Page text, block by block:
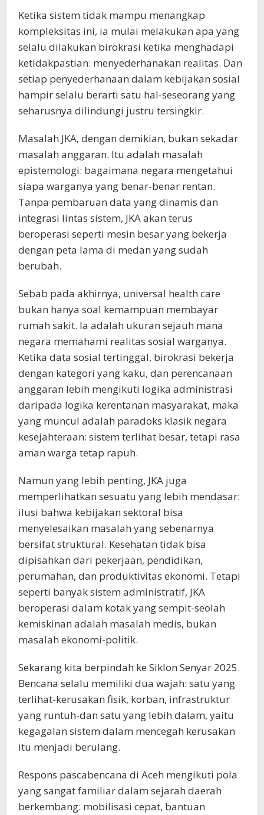
Ketika sistem tidak mampu menangkap
kompleksitas ini, ia mulai melakukan apa yang
selalu dilakukan birokrasi ketika menghadapi
ketidakpastian: menyederhanakan realitas. Dan
setiap penyederhanaan dalam kebijakan sosial
hampir selalu berarti satu hal-seseorang yang
seharusnya dilindungi justru tersingkir.
Masalah JKA, dengan demikian, bukan sekadar
masalah anggaran. Itu adalah masalah
epistemologi: bagaimana negara mengetahui
siapa warganya yang benar-benar rentan.
Tanpa pembaruan data yang dinamis dan
integrasi lintas sistem, JKA akan terus
beroperasi seperti mesin besar yang bekerja
dengan peta lama di medan yang sudah
berubah.
Sebab pada akhirnya, universal health care
bukan hanya soal kemampuan membayar
rumah sakit. Ia adalah ukuran sejauh mana
negara memahami realitas sosial warganya.
Ketika data sosial tertinggal, birokrasi bekerja
dengan kategori yang kaku, dan perencanaan
anggaran lebih mengikuti logika administrasi
daripada logika kerentanan masyarakat, maka
yang muncul adalah paradoks klasik negara
kesejahteraan: sistem terlihat besar, tetapi rasa
aman warga tetap rapuh.
Namun yang lebih penting, JKA juga
memperlihatkan sesuatu yang lebih mendasar:
ilusi bahwa kebijakan sektoral bisa
menyelesaikan masalah yang sebenarnya
bersifat struktural. Kesehatan tidak bisa
dipisahkan dari pekerjaan, pendidikan,
perumahan, dan produktivitas ekonomi. Tetapi
seperti banyak sistem administratif, JKA
beroperasi dalam kotak yang sempit-seolah
kemiskinan adalah masalah medis, bukan
masalah ekonomi-politik.
Sekarang kita berpindah ke Siklon Senyar 2025.
Bencana selalu memiliki dua wajah: satu yang
terlihat-kerusakan fisik, korban, infrastruktur
yang runtuh-dan satu yang lebih dalam, yaitu
kegagalan sistem dalam mencegah kerusakan
itu menjadi berulang.
Respons pascabencana di Aceh mengikuti pola
yang sangat familiar dalam sejarah daerah
berkembang: mobilisasi cepat, bantuan